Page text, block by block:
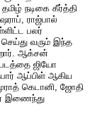
நடிகை கீர்த்தி
ராஜ்பால்
பலர்
வரும் இந்த
ஆக்சன்
ஜியோ
ஆப்பிள் ஆகிய
கெடானி, ஜோதி
இணைந்து